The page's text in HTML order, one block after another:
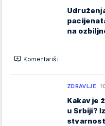
na
Komentariši
ZDRAVLJE
Kakav je
u Srbiji?